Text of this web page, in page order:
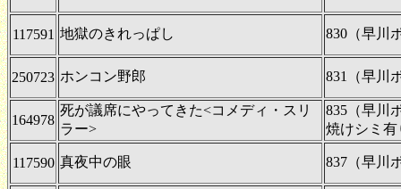
117591 地獄のきれっぱし 830（早川
250723 ホンコン野郎 831（早川
164978
死が議席にやってきた<コメディ・スリ
ラー>
835（早川
焼けシミ有
117590 真夜中の眼 837（早川